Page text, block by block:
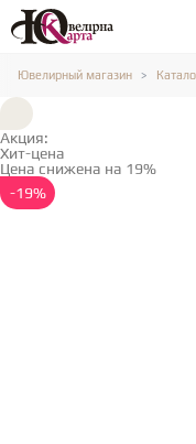
Ювелирный магазин
Акция:
Хит-цена
Цена снижена на 19%
-19%